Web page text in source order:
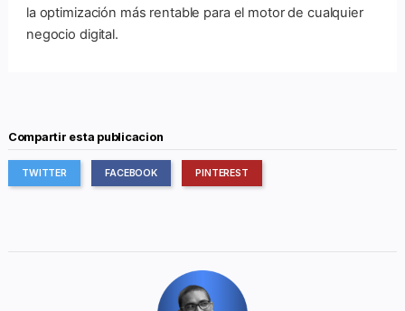
la optimización más rentable para el motor de cualquier
negocio digital.
Compartir esta publicacion
TWITTER FACEBOOK PINTEREST